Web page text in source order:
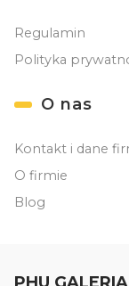
Regulamin
Polityka
O nas
Kontakt i dane
O firmie
Blog